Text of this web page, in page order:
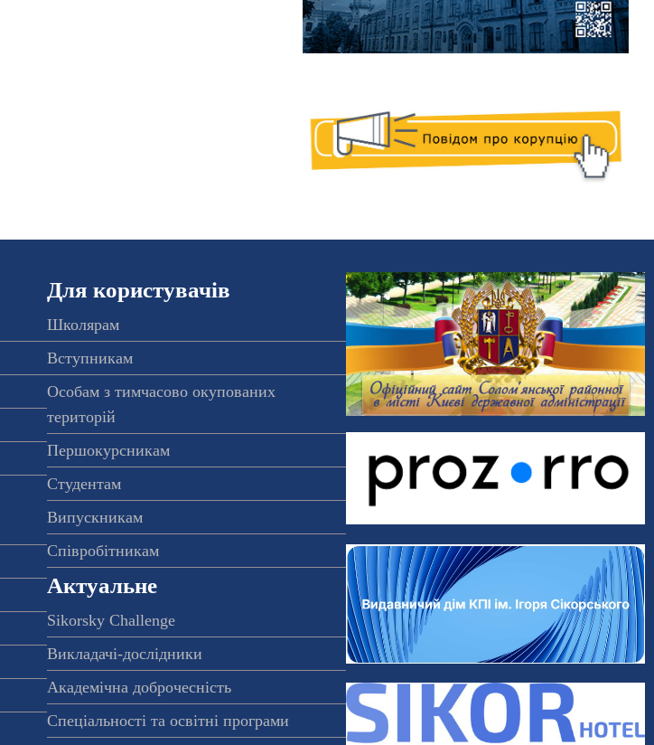
Для користувачів
Школярам
Вступникам
Особам з тимчасово окупованих
територій
Першокурсникам
Студентам
Випускникам
Співробітникам
Актуальне
Sikorsky Challenge
Викладачі-дослідники
Академічна доброчесність
Спеціальності та освітні програми